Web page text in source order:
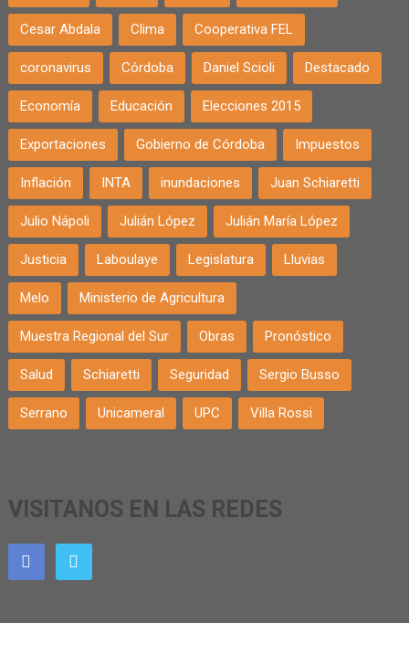
Cesar Abdala Clima Cooperativa FEL
coronavirus Córdoba Daniel Scioli Destacado
Economía Educación Elecciones 2015
Exportaciones Gobierno de Córdoba Impuestos
Inflación INTA inundaciones Juan Schiaretti
Julio Nápoli Julián López Julián María López
Justicia Laboulaye Legislatura Lluvias
Melo Ministerio de Agricultura
Muestra Regional del Sur Obras Pronóstico
Salud Schiaretti Seguridad Sergio Busso
Serrano Unicameral UPC Villa Rossi
VISITANOS EN LAS REDES